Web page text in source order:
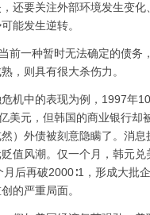
还要关注外部环境发生变化
能发生逆转。
前一种暂时无法确定的债务
，则具有很大杀伤力。
机中的表现为例，1997年
美元，但韩国的商业银行却
）外债被刻意隐瞒了。消息
值风潮。仅一个月，韩元兑
月后再破2000∶1，形成大批
的严重局面。